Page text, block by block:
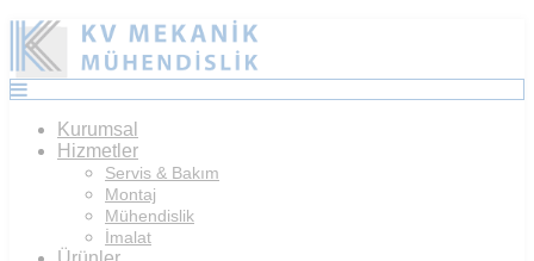
Kurumsal
Hizmetler
Servis & Bakım
Montaj
Mühendislik
İmalat